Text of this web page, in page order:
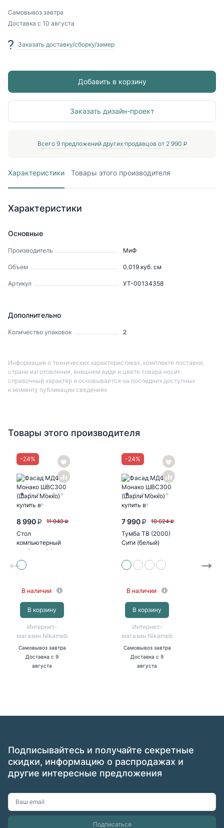
Самовывоз завтра
Доставка с 10 августа
Заказать доставку/сборку/замер
Добавить в корзину
Заказать дизайн-проект
Всего 9предложений других продавцов от 2 990 P
Характеристики Товары этого производителя
Характеристики
Основные
Производитель МиФ
Объем 0.019 куб. см
Артикул УТ-00134358
Дополнительно
Количество упаковок 2
Информация о технических характеристиках, комплекте поставки,
стране изготовления, внешнем виде и цвете товара носит
справочный характер и основывается на последних доступных
к моменту публикации сведениях
Товары этого производителя
-24%
8 990 P 11 840 P
Стол
компьютерный
№1 (УПКФ) (Дуб
беленый, венге
ФВ)
В наличии
В корзину
Интернет-
магазин Nikameb
Самовывоз завтра
Доставка с 9
августа
-24%
7 990 P 10 624 P
Тумба ТВ (2000)
Сити (белый)
В наличии
В корзину
Интернет-
магазин Nikameb
Самовывоз завтра
Доставка с 9
августа
Подписывайтесь и получайте секретные
скидки, информацию о распродажах и
другие интересные предложения